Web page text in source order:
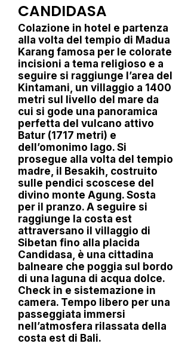
CANDIDASA
Colazione in hotel e partenza
alla volta del tempio di Madua
Karang famosa per le colorate
incisioni a tema religioso e a
seguire si raggiunge l’area del
Kintamani, un villaggio a 1400
metri sul livello del mare da
cui si gode una panoramica
perfetta del vulcano attivo
Batur (1717 metri) e
dell’omonimo lago. Si
prosegue alla volta del tempio
madre, il Besakih, costruito
sulle pendici scoscese del
divino monte Agung. Sosta
per il pranzo. A seguire si
raggiunge la costa est
attraversano il villaggio di
Sibetan fino alla placida
Candidasa, è una cittadina
balneare che poggia sul bordo
di una laguna di acqua dolce.
Check in e sistemazione in
camera. Tempo libero per una
passeggiata immersi
nell’atmosfera rilassata della
costa est di Bali.